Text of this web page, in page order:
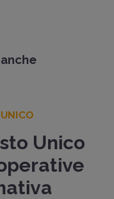
Unico